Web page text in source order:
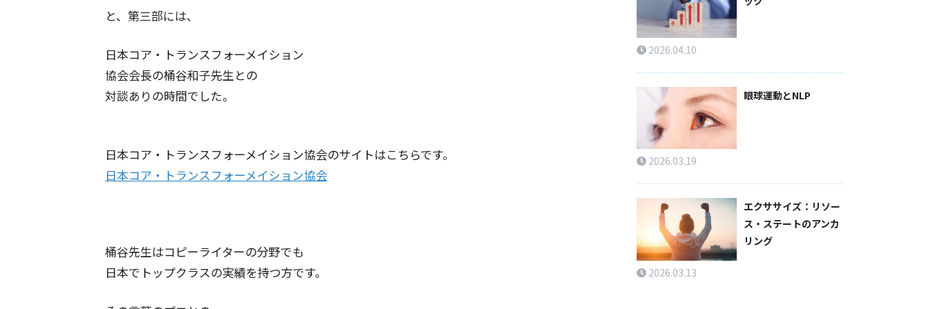
と、第三部には、
日本コア・トランスフォーメイション
協会会長の桶谷和子先生との
対談ありの時間でした。
日本コア・トランスフォーメイション協会のサイトはこちらです。
日本コア・トランスフォーメイション協会
桶谷先生はコピーライターの分野でも
日本でトップクラスの実績を持つ方です。
2026.04.10
眼球運動とNLP
2026.03.19
エクササイズ：リソー
ス・ステートのアンカ
リング
2026.03.13